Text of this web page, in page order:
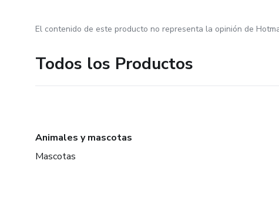
El contenido de este producto no representa la opinión de
Todos los Productos
Animales y mascotas
Mascotas